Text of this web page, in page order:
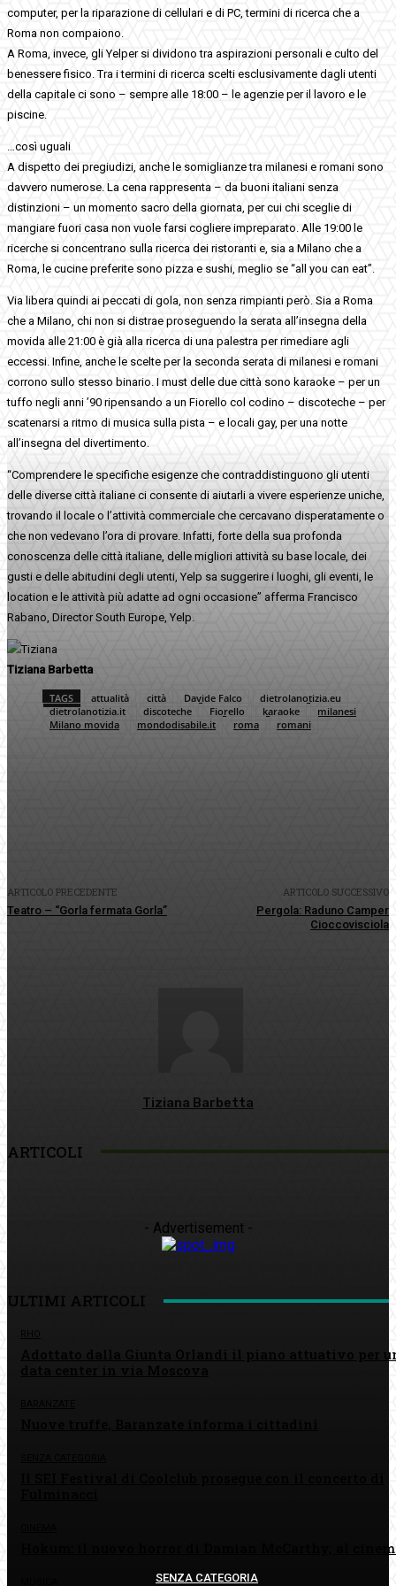
computer, per la riparazione di cellulari e di PC, termini di ricerca che a
Roma non compaiono.
A Roma, invece, gli Yelper si dividono tra aspirazioni personali e culto del
benessere fisico. Tra i termini di ricerca scelti esclusivamente dagli utenti
della capitale ci sono – sempre alle 18:00 – le agenzie per il lavoro e le
piscine.
…così uguali
A dispetto dei pregiudizi, anche le somiglianze tra milanesi e romani sono
davvero numerose. La cena rappresenta – da buoni italiani senza
distinzioni – un momento sacro della giornata, per cui chi sceglie di
mangiare fuori casa non vuole farsi cogliere impreparato. Alle 19:00 le
ricerche si concentrano sulla ricerca dei ristoranti e, sia a Milano che a
Roma, le cucine preferite sono pizza e sushi, meglio se “all you can eat”.
Via libera quindi ai peccati di gola, non senza rimpianti però. Sia a Roma
che a Milano, chi non si distrae proseguendo la serata all’insegna della
movida alle 21:00 è già alla ricerca di una palestra per rimediare agli
eccessi. Infine, anche le scelte per la seconda serata di milanesi e romani
corrono sullo stesso binario. I must delle due città sono karaoke – per un
tuffo negli anni ’90 ripensando a un Fiorello col codino – discoteche – per
scatenarsi a ritmo di musica sulla pista – e locali gay, per una notte
all’insegna del divertimento.
“Comprendere le specifiche esigenze che contraddistinguono gli utenti
delle diverse città italiane ci consente di aiutarli a vivere esperienze uniche,
trovando il locale o l’attività commerciale che cercavano disperatamente o
che non vedevano l’ora di provare. Infatti, forte della sua profonda
conoscenza delle città italiane, delle migliori attività su base locale, dei
gusti e delle abitudini degli utenti, Yelp sa suggerire i luoghi, gli eventi, le
location e le attività più adatte ad ogni occasione” afferma Francisco
Rabano, Director South Europe, Yelp.
Tiziana Barbetta
TAGS attualità città Davide Falco
dietrolanotizia.eu
dietrolanotizia.it
discoteche Fiorello karaoke
milanesi
Milano movida
mondodisabile.it roma romani
ARTICOLO PRECEDENTE
Teatro – “Gorla fermata Gorla”
ARTICOLO SUCCESSIVO
Pergola: Raduno Camper
Cioccovisciola
Tiziana Barbetta
ARTICOLI
RHO
SENZA CATEGORIA
- Advertisement -
ULTIMI ARTICOLI
Adottato dalla Giunta Orlandi il piano attuativo per
Hokum: il nuovo horror di Damian McCarthy, al